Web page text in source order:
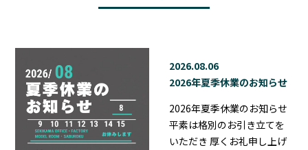
2026.08.06
2026年夏季休業のお知らせ
2026年夏季休業のお知らせ
平素は格別のお引き立てを
いただき 厚くお礼申し上げ